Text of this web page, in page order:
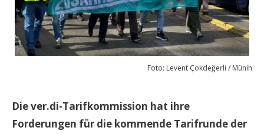
Foto: Levent Çokdeğerli / Münih
Die ver.di-Tarifkommission hat ihre
Forderungen für die kommende Tarifrunde der